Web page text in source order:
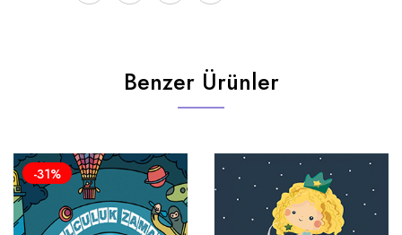
Benzer Ürünler
-31%